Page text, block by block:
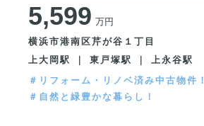
5,599 万円
横浜市港南区芹が谷１丁目
上大岡駅 ｜ 東戸塚駅 ｜ 上永谷駅
＃リフォーム・リノベ済み中古物件！
＃自然と緑豊かな暮らし！